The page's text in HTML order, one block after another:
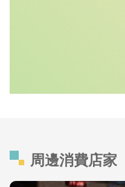
周邊消費店家